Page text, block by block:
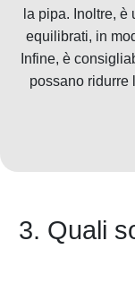
la pipa. Inoltre,
equilibrati, in
Infine, è
possano ridurre
3. Quali